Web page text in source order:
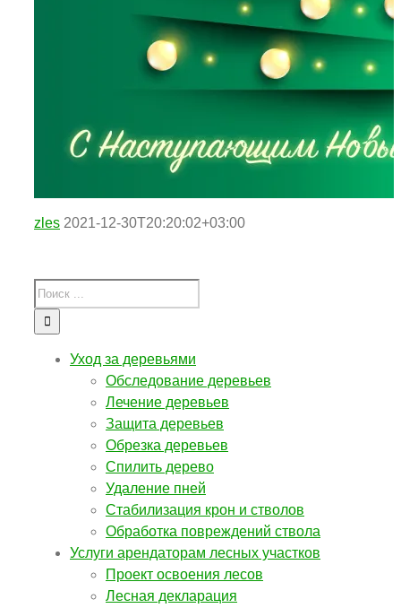
zles 2021-12-30T20:20:02+03:00
Уход за деревьями
Обследование деревьев
Лечение деревьев
Защита деревьев
Обрезка деревьев
Спилить дерево
Удаление пней
Стабилизация крон и стволов
Обработка повреждений ствола
Услуги арендаторам лесных участков
Проект освоения лесов
Лесная декларация